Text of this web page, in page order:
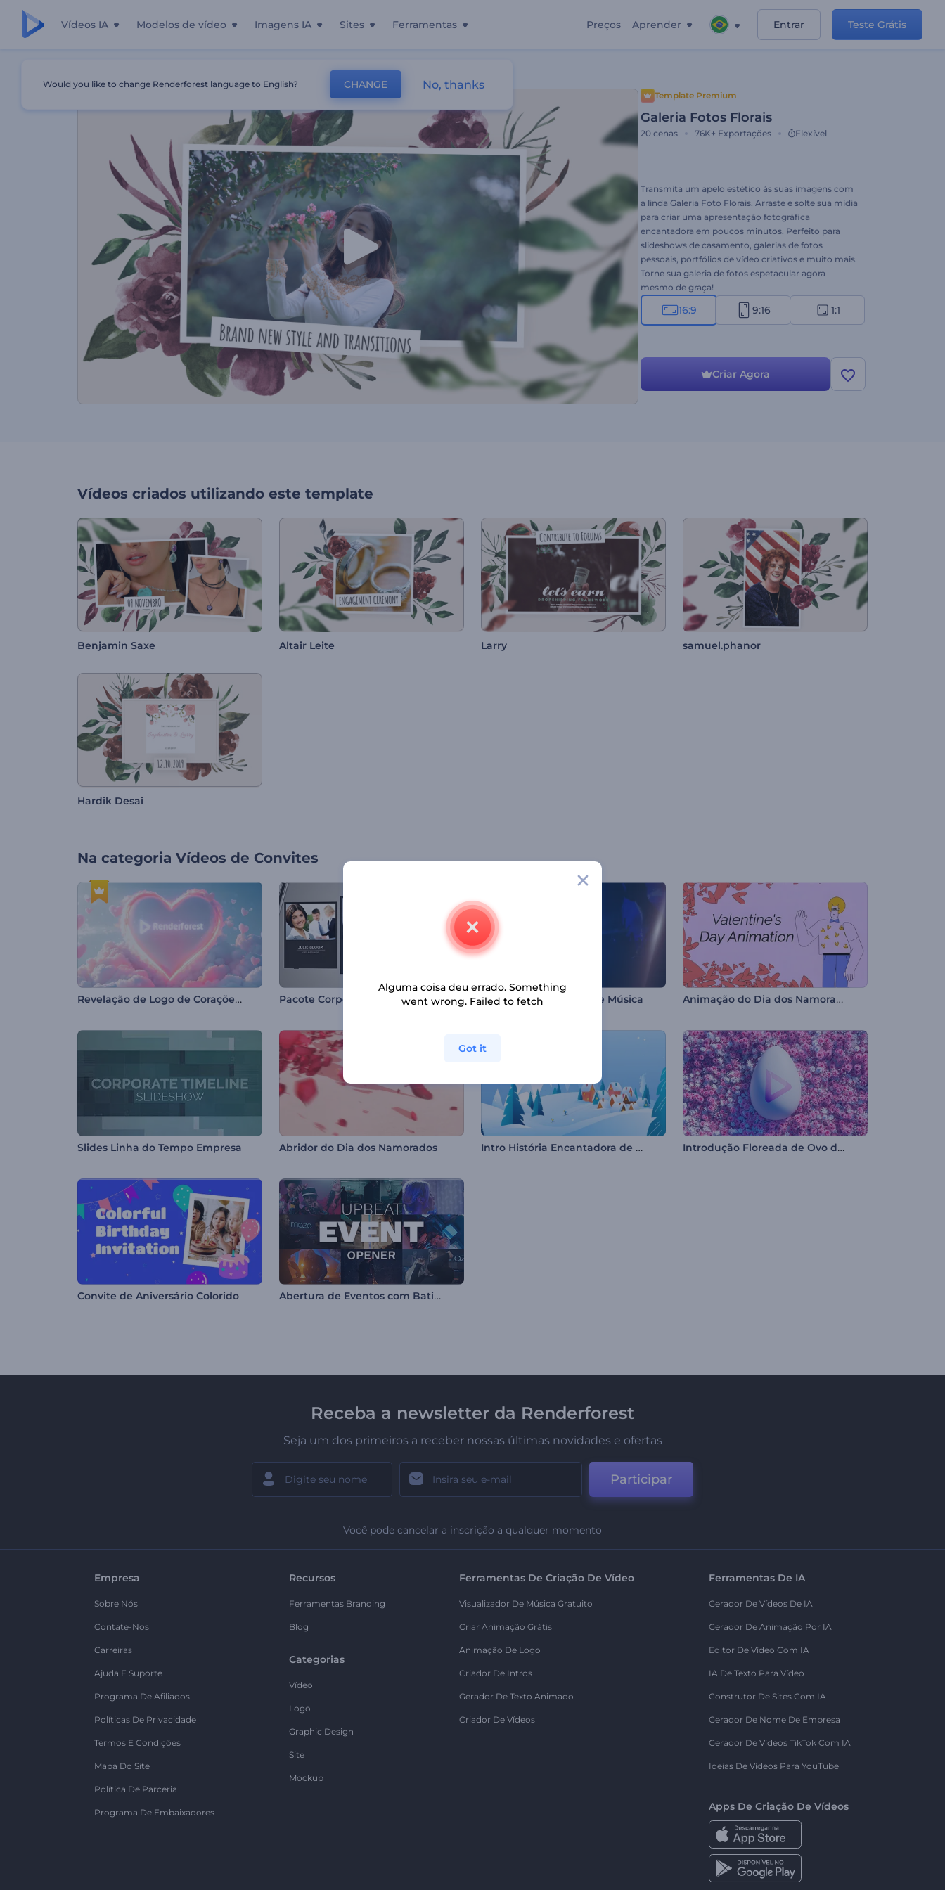
Vídeos IA Modelos de vídeo Imagens IA Sites Ferramentas Preços Aprender Entrar Teste Grátis
Template Premium
Galeria Fotos Florais
20 cenas 76K+ Exportações Flexível
Transmita um apelo estético às suas imagens com
a linda Galeria Foto Florais. Arraste e solte sua mídia
para criar uma apresentação fotográfica
encantadora em poucos minutos. Perfeito para
slideshows de casamento, galerias de fotos
pessoais, portfólios de vídeo criativos e muito mais.
Torne sua galeria de fotos espetacular agora
mesmo de graça!
16:9 9:16 1:1
Criar Agora
Vídeos criados utilizando este template
Benjamin Saxe Altair Leite Larry samuel.phanor
Hardik Desai
Na categoria Vídeos de Convites
Revelação de Logo de Corações de Dia dos Namorados Pacote Corporativo Clean Promoção de Evento de Música Animação do Dia dos Namorados
Slides Linha do Tempo Empresa Abridor do Dia dos Namorados Intro História Encantadora de Natal Introdução Floreada de Ovo de Páscoa
Convite de Aniversário Colorido Abertura de Eventos com Batida
Receba a newsletter da Renderforest
Seja um dos primeiros a receber nossas últimas novidades e ofertas
Participar
Você pode cancelar a inscrição a qualquer momento
Empresa
Sobre Nós
Contate-Nos
Carreiras
Ajuda E Suporte
Programa De Afiliados
Políticas De Privacidade
Termos E Condições
Mapa Do Site
Política De Parceria
Programa De Embaixadores
Recursos
Ferramentas Branding
Blog
Categorias
Vídeo
Logo
Graphic Design
Site
Mockup
Ferramentas De Criação De Vídeo
Visualizador De Música Gratuito
Criar Animação Grátis
Animação De Logo
Criador De Intros
Gerador De Texto Animado
Criador De Vídeos
Ferramentas De IA
Gerador De Vídeos De IA
Gerador De Animação Por IA
Editor De Vídeo Com IA
IA De Texto Para Vídeo
Construtor De Sites Com IA
Gerador De Nome De Empresa
Gerador De Vídeos TikTok Com IA
Ideias De Vídeos Para YouTube
Apps De Criação De Vídeos
Would you like to change Renderforest language to English? CHANGE No, thanks
Alguma coisa deu errado. Something
went wrong. Failed to fetch
Got it